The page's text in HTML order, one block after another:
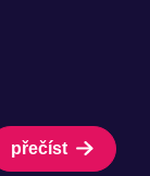
přečíst